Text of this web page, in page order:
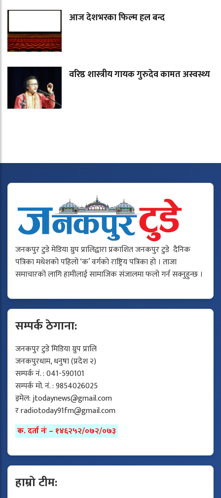
आज देशभरका फिल्म हल बन्द
वरिष्ठ शास्त्रीय गायक गुरुदेव कामत अस्वस्थ्य
जनकपुर टुडे मेडिया ग्रुप प्रालिद्वारा प्रकाशित जनकपुर टुडे दैनिक
पत्रिका मधेशको पहिलो ‘क’ वर्गको राष्ट्रिय पत्रिका हो । ताजा
समाचारको लागि हामीलाई सामाजिक संजालमा फलो गर्न सक्नुहुन्छ ।
सम्पर्क ठेगाना:
जनकपुर टुडे मिडिया ग्रुप प्रालि
जनकपुरधाम, धनुषा (प्रदेश २)
सम्पर्क नं. : 041-590101
सम्पर्क मो. नं. : 9854026025
इमेल:jtodaynews@gmail.com
रradiotoday91fm@gmail.com
क. दर्ता नंः – १४६२५२/०७२/०७३
हाम्रो टीम: